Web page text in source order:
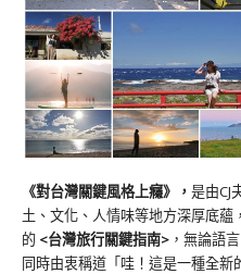
《對台灣關鍵風格上癮》 ， 是由CJ
土、文化、人情味等地方深厚底
的 <台灣旅行關鍵指南> ，無論語
同時由衷稱道「哇！這是一種全